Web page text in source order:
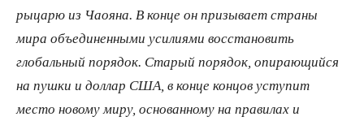
рыцарю из Чаояна. В конце он призывает страны
мира объединенными усилиями восстановить
глобальный порядок. Старый порядок, опирающийся
на пушки и доллар США, в конце концов уступит
место новому миру, основанному на правилах и